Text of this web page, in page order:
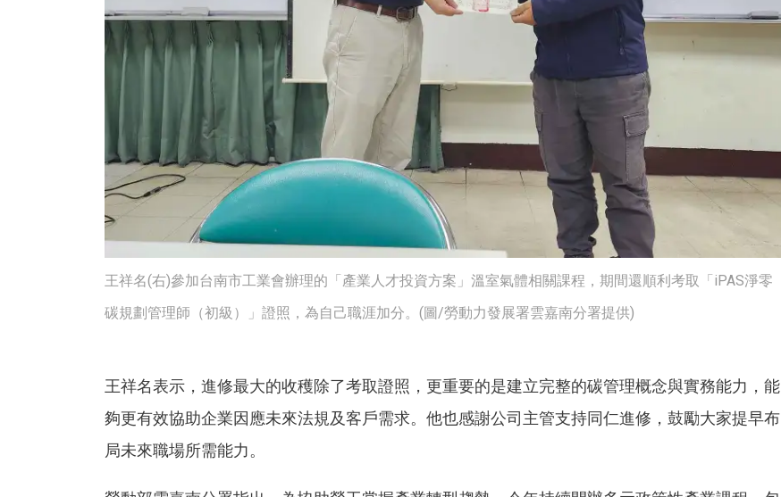
王祥名(右)參加台南市工業會辦理的「產業人才投資方案」溫室氣體相關課程，期間還順利考取「iPAS淨零
碳規劃管理師（初級）」證照，為自己職涯加分。(圖/勞動力發展署雲嘉南分署提供)
王祥名表示，進修最大的收穫除了考取證照，更重要的是建立完整的碳管理概念與實務能力，能
夠更有效協助企業因應未來法規及客戶需求。他也感謝公司主管支持同仁進修，鼓勵大家提早布
局未來職場所需能力。